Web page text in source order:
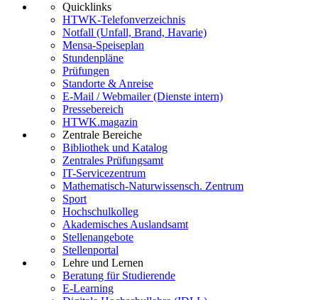
Quicklinks
HTWK-Telefonverzeichnis
Notfall (Unfall, Brand, Havarie)
Mensa-Speiseplan
Stundenpläne
Prüfungen
Standorte & Anreise
E-Mail / Webmailer (Dienste intern)
Pressebereich
HTWK.magazin
Zentrale Bereiche
Bibliothek und Katalog
Zentrales Prüfungsamt
IT-Servicezentrum
Mathematisch-Naturwissensch. Zentrum
Sport
Hochschulkolleg
Akademisches Auslandsamt
Stellenangebote
Stellenportal
Lehre und Lernen
Beratung für Studierende
E-Learning